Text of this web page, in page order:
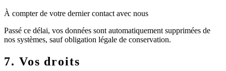
À compter de votre dernier contact avec nous
Passé ce délai, vos données sont automatiquement supprimées de
nos systèmes, sauf obligation légale de conservation.
7. Vos droits